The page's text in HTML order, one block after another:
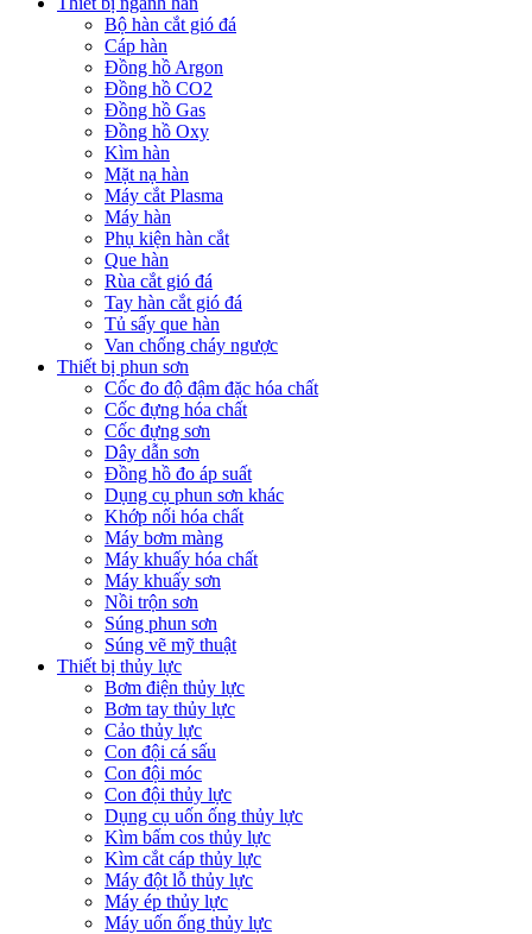
Bộ hàn cắt gió đá
Cáp hàn
Đồng hồ Argon
Đồng hồ CO2
Đồng hồ Gas
Đồng hồ Oxy
Kìm hàn
Mặt nạ hàn
Máy cắt Plasma
Máy hàn
Phụ kiện hàn cắt
Que hàn
Rùa cắt gió đá
Tay hàn cắt gió đá
Tủ sấy que hàn
Van chống cháy ngược
Thiết bị phun sơn
Cốc đo độ đậm đặc hóa chất
Cốc đựng hóa chất
Cốc đựng sơn
Dây dẫn sơn
Đồng hồ đo áp suất
Dụng cụ phun sơn khác
Khớp nối hóa chất
Máy bơm màng
Máy khuấy hóa chất
Máy khuấy sơn
Nồi trộn sơn
Súng phun sơn
Súng vẽ mỹ thuật
Thiết bị thủy lực
Bơm điện thủy lực
Bơm tay thủy lực
Cảo thủy lực
Con đội cá sấu
Con đội móc
Con đội thủy lực
Dụng cụ uốn ống thủy lực
Kìm bấm cos thủy lực
Kìm cắt cáp thủy lực
Máy đột lỗ thủy lực
Máy ép thủy lực
Máy uốn ống thủy lực